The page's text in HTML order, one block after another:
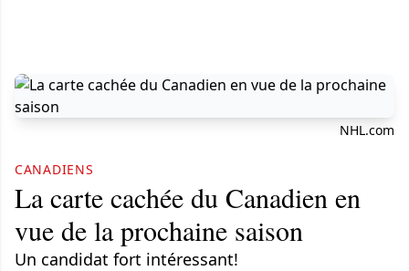
NHL.com
CANADIENS
La carte cachée du Canadien en
vue de la prochaine saison
Un candidat fort intéressant!